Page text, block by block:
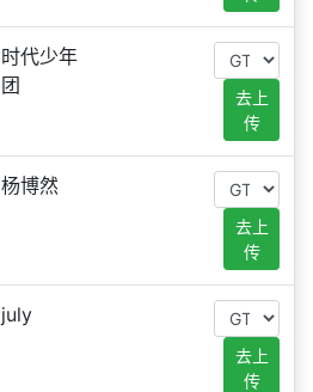
时代少年
团
去上
传
杨博然
去上
传
july
去上
传